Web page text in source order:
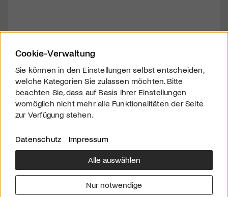
Über uns
Downloads
Werben
Impressum
Cookie-Verwaltung
Sie können in den Einstellungen selbst entscheiden,
welche Kategorien Sie zulassen möchten. Bitte
beachten Sie, dass auf Basis Ihrer Einstellungen
womöglich nicht mehr alle Funktionalitäten der Seite
zur Verfügung stehen.
Datenschutz Impressum
Alle auswählen
Nur notwendige